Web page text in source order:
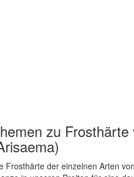
zu Frosthärte
Frosthärte der einzelnen Arten